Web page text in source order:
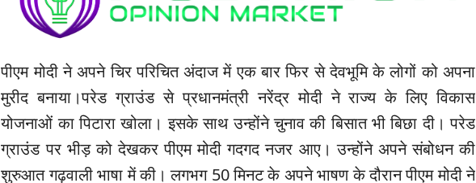
पीएम मोदी ने अपने चिर परिचित अंदाज में एक बार फिर से देवभूमि के लोगों को अपना
मुरीद बनाया।परेड ग्राउंड से प्रधानमंत्री नरेंद्र मोदी ने राज्य के लिए विकास
योजनाओं का पिटारा खोला। इसके साथ उन्होंने चुनाव की बिसात भी बिछा दी। परेड
ग्राउंड पर भीड़ को देखकर पीएम मोदी गदगद नजर आए। उन्होंने अपने संबोधन की
शुरुआत गढ़वाली भाषा में की। लगभग 50 मिनट के अपने भाषण के दौरान पीएम मोदी ने